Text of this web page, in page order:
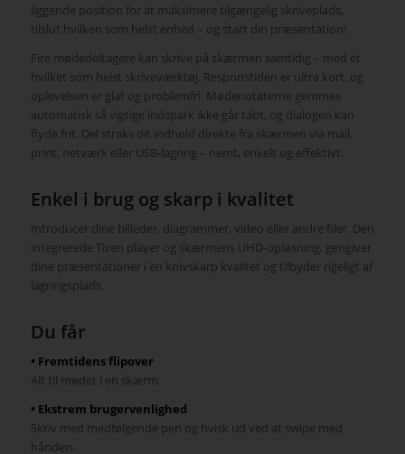
liggende position for at maksimere tilgængelig skriveplads,
tilslut hvilken som helst enhed – og start din præsentation!
Fire mødedeltagere kan skrive på skærmen samtidig – med et
hvilket som helst skriveværktøj. Responstiden er ultra kort, og
oplevelsen er glat og problemfri. Mødenotaterne gemmes
automatisk så vigtige indspark ikke går tabt, og dialogen kan
flyde frit. Del straks dit indhold direkte fra skærmen via mail,
print, netværk eller USB-lagring – nemt, enkelt og effektivt.
Enkel i brug og skarp i kvalitet
Introducer dine billeder, diagrammer, video eller andre filer. Den
integrerede Tizen player og skærmens UHD-opløsning, gengiver
dine præsentationer i en knivskarp kvalitet og tilbyder rigeligt af
lagringsplads.
Du får
• Fremtidens flipover
Alt til mødet i en skærm.
• Ekstrem brugervenlighed
Skriv med medfølgende pen og hvisk ud ved at swipe med
hånden.